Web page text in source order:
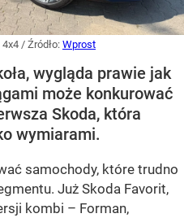
4x4 / Źródło: Wprost
wygląda prawie jak
może konkurować
Skoda, która
wymiarami.
samochody, które trudno
Już Skoda Favorit,
kombi – Forman,